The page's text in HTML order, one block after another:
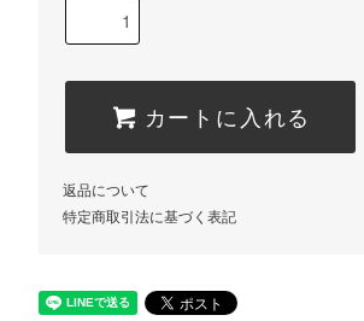
カートに入れる
返品について
特定商取引法に基づく表記